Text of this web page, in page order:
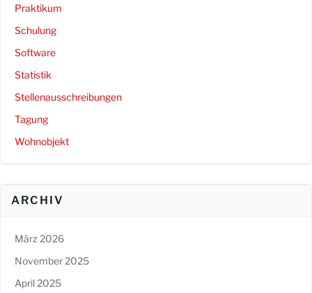
Praktikum
Schulung
Software
Statistik
Stellenausschreibungen
Tagung
Wohnobjekt
ARCHIV
März 2026
November 2025
April 2025